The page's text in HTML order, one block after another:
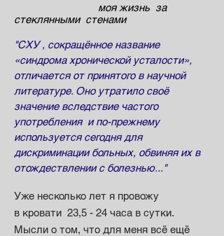
моя жизнь за
стеклянными стенами
"СХУ , сокращённое название
«синдрома хронической усталости»,
отличается от принятого в научной
литературе. Оно утратило своё
значение вследствие частого
употребления и по-прежнему
используется сегодня для
дискриминации больных, обвиняя их в
отождествлении с болезнью..."
Уже несколько лет я провожу
в кровати 23,5 - 24 часа в сутки.
Мысли о том, что для меня всё ещё